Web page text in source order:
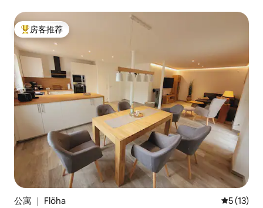
热门「房客推荐」
房客推荐
公寓 ｜ Flöha 平均评分
5 (13)